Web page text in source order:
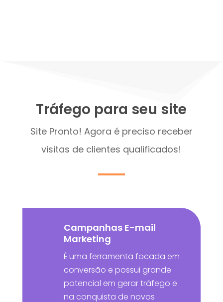
Tráfego para seu site
Site Pronto! Agora é preciso receber
visitas de clientes qualificados!
Campanhas E-mail
Marketing
É uma ferramenta focada em
conversão e possui grande
potencial em gerar tráfego e
na conquista de novos